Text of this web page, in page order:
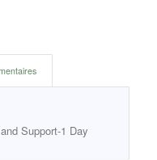
Support-1 Day